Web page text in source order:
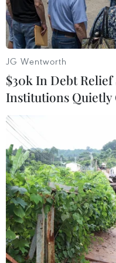
tích sản xuất.
Bà con nông dân thu
Tại Sóc Trăng, các
xuyên bị ảnh hưởng
JG Wentworth
$30k In Debt
Institutions Quietly